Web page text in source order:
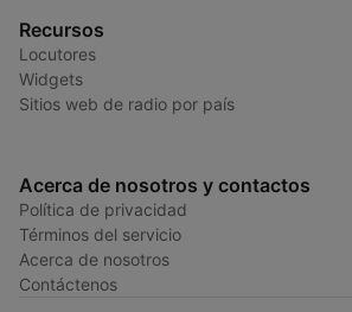
Recursos
Locutores
Widgets
Sitios web de radio por país
Acerca de nosotros y contactos
Política de privacidad
Términos del servicio
Acerca de nosotros
Contáctenos